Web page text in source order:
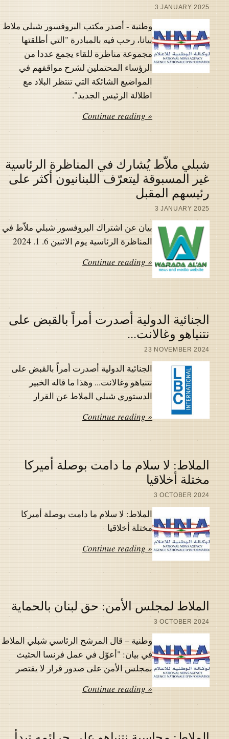
3 JANUARY 2025
وطنية - أصدر مكتب البروفسور شبلي ملاط
بيانا، رحب فيه بالمبادرة "التي أطلقتها
مجموعة مناظرة للقاء يجمع عددا من
الرؤساء المحتملين لشرح مواقفهم في
المواضيع الشائكة التي تنتظر البلاد مع
اطلالة الرئيس الجديد".
Continue reading »
شبلي ملاّط يُشارك في المناظرة الرئاسية
غير المسبوقة ليتعرّف اللبنانيون أكثر على
رئيسهم المقبل
3 JANUARY 2025
بيان عن اشتراك البروفسور شبلي ملاّط في
المناظرة الرئاسية يوم الاثنين 6. 1. 2024
Continue reading »
الجنائية الدولية أصدرت أمراً بالقبض على
نتنياهو وغالانت...
23 NOVEMBER 2024
الجنائية الدولية أصدرت أمراً بالقبض على
نتنياهو وغالانت... وهذا ما قاله الخبير
الدستوري شبلي الملاط عن القرار
Continue reading »
الملاط: لا سلام ما دامت بوصلة أميركا
مختلة أخلاقيا
3 OCTOBER 2024
الملاط: لا سلام ما دامت بوصلة أميركا
مختلة أخلاقيا
Continue reading »
الملاط لمجلس الأمن: حق لبنان بالحماية
3 OCTOBER 2024
وطنية – قال المرشح الرئاسي شبلي الملاط
في بيان: "أعوّل في عمل فرنسا الحثيث
بمجلس الأمن على صدور قرار لا يقتصر
Continue reading »